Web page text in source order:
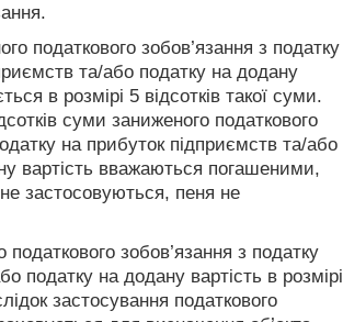
податкового зобов’язання з податку
та/або податку на додану
в розмірі 5 відсотків такої суми.
суми заниженого податкового
на прибуток підприємств та/або
вартість вважаються погашеними,
застосовуються, пеня не
зобов’язання з податку
податку на додану вартість в розмірі
застосування податкового